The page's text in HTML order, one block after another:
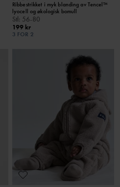
Ribbestrikket i myk blanding av Tencel™
lyocell og økologisk bomull
Stl : 56-80
199 kr
3 FOR 2